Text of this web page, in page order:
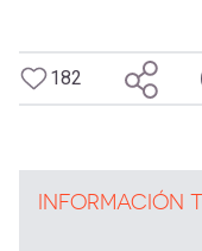
182
INFORMACIÓN